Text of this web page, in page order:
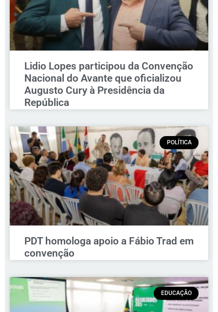
Lidio Lopes participou da Convenção
Nacional do Avante que oficializou
Augusto Cury à Presidência da
República
POLÍTICA
PDT homologa apoio a Fábio Trad em
convenção
EDUCAÇÃO